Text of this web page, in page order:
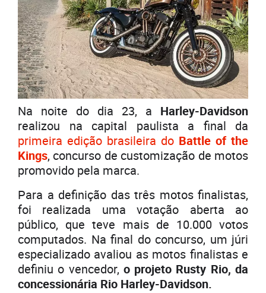
Na noite do dia 23, a Harley-Davidson
realizou na capital paulista a final da
primeira edição brasileira do Battle of the
Kings, concurso de customização de motos
promovido pela marca.
Para a definição das três motos finalistas,
foi realizada uma votação aberta ao
público, que teve mais de 10.000 votos
computados. Na final do concurso, um júri
especializado avaliou as motos finalistas e
definiu o vencedor, o projeto Rusty Rio, da
concessionária Rio Harley-Davidson.